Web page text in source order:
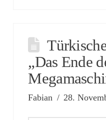
„Das Ende
Fabian 28.